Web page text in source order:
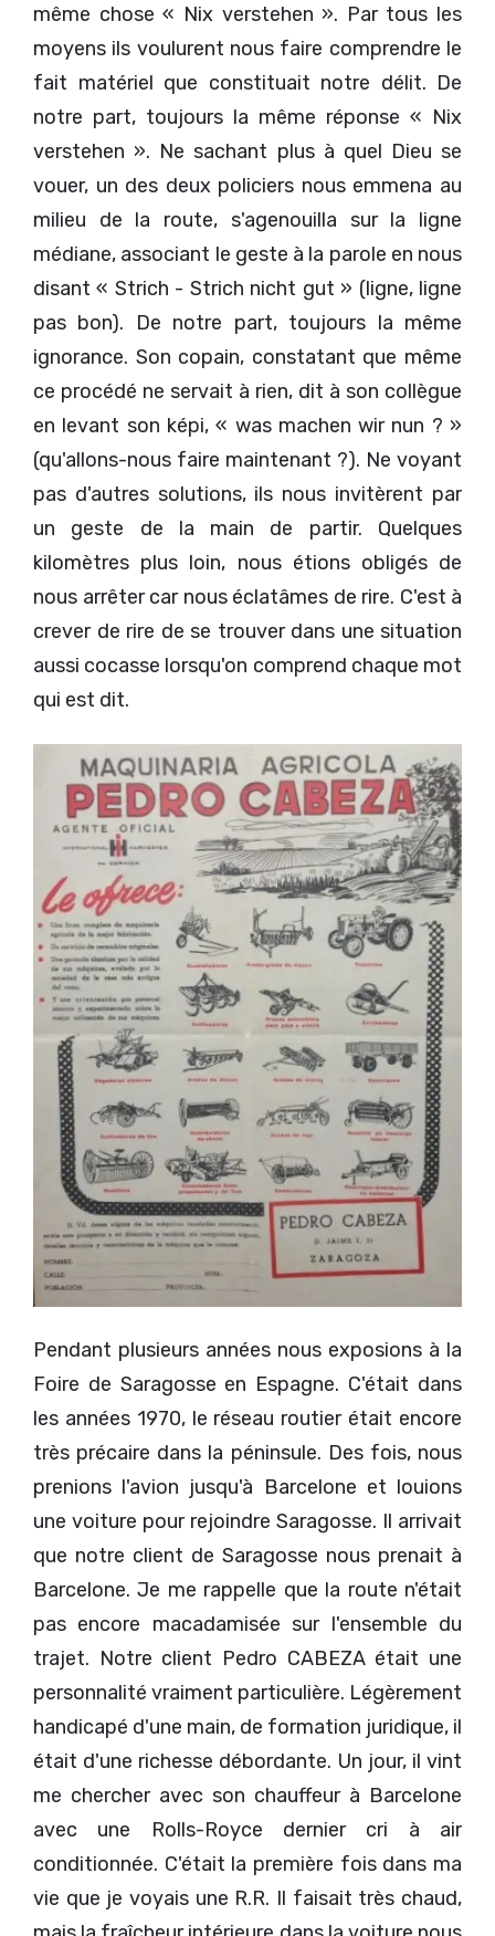
même chose « Nix verstehen ». Par tous les
moyens ils voulurent nous faire comprendre le
fait matériel que constituait notre délit. De
notre part, toujours la même réponse « Nix
verstehen ». Ne sachant plus à quel Dieu se
vouer, un des deux policiers nous emmena au
milieu de la route, s'agenouilla sur la ligne
médiane, associant le geste à la parole en nous
disant « Strich - Strich nicht gut » (ligne, ligne
pas bon). De notre part, toujours la même
ignorance. Son copain, constatant que même
ce procédé ne servait à rien, dit à son collègue
en levant son képi, « was machen wir nun ? »
(qu'allons-nous faire maintenant ?). Ne voyant
pas d'autres solutions, ils nous invitèrent par
un geste de la main de partir. Quelques
kilomètres plus loin, nous étions obligés de
nous arrêter car nous éclatâmes de rire. C'est à
crever de rire de se trouver dans une situation
aussi cocasse lorsqu'on comprend chaque mot
qui est dit.
Pendant plusieurs années nous exposions à la
Foire de Saragosse en Espagne. C'était dans
les années 1970, le réseau routier était encore
très précaire dans la péninsule. Des fois, nous
prenions l'avion jusqu'à Barcelone et louions
une voiture pour rejoindre Saragosse. Il arrivait
que notre client de Saragosse nous prenait à
Barcelone. Je me rappelle que la route n'était
pas encore macadamisée sur l'ensemble du
trajet. Notre client Pedro CABEZA était une
personnalité vraiment particulière. Légèrement
handicapé d'une main, de formation juridique, il
était d'une richesse débordante. Un jour, il vint
me chercher avec son chauffeur à Barcelone
avec une Rolls-Royce dernier cri à air
conditionnée. C'était la première fois dans ma
vie que je voyais une R.R. Il faisait très chaud,